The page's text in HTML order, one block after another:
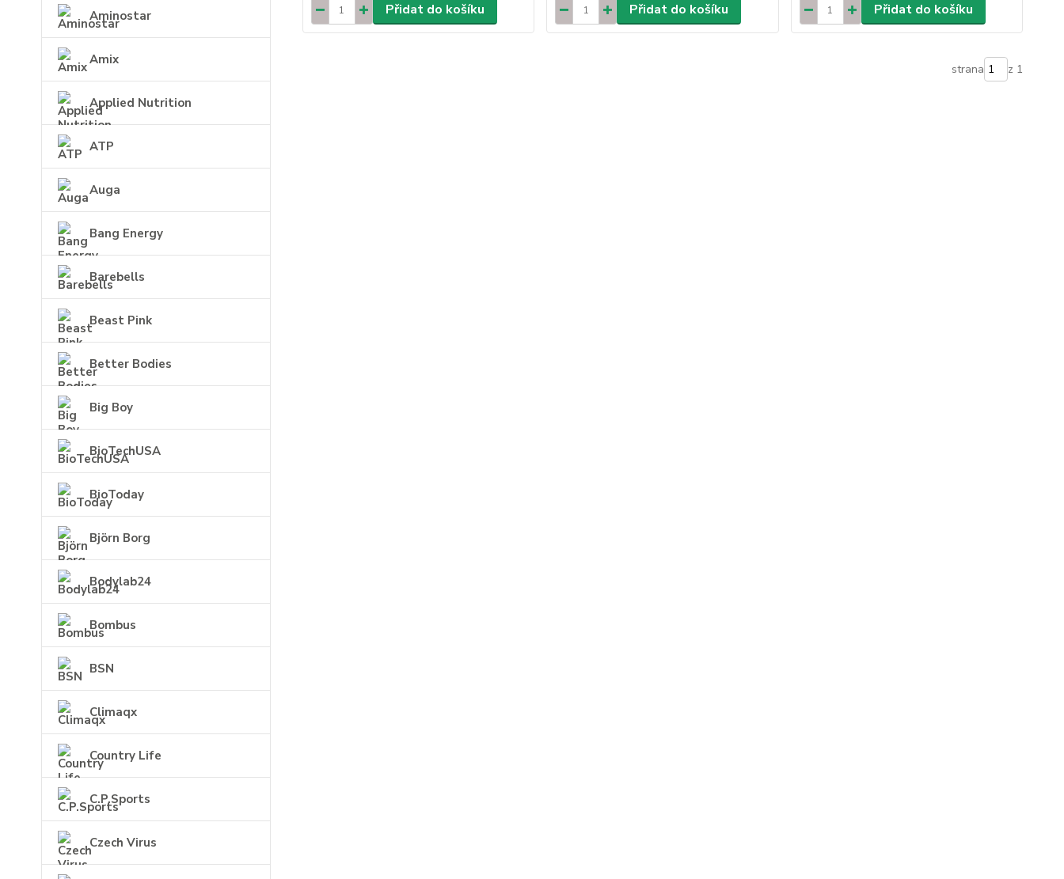
Aminostar
Amix
Applied Nutrition
ATP
Auga
Bang Energy
Barebells
Beast Pink
Better Bodies
Big Boy
BioTechUSA
BioToday
Björn Borg
Bodylab24
Bombus
BSN
Climaqx
Country Life
C.P.Sports
Czech Virus
Přidat do košíku Přidat do košíku Přidat do košíku
strana z 1